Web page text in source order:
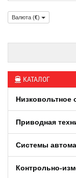
Валюта (€)
КАТАЛОГ
Низковольтное
Приводная
Системы
Контрольно-